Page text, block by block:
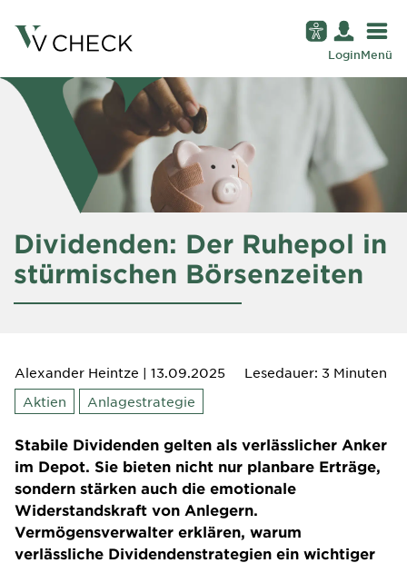
LoginMenü
Dividenden: Der Ruhepol in
stürmischen Börsenzeiten
Alexander Heintze | 13.09.2025
Lesedauer: 3 Minuten
Aktien
Anlagestrategie
Stabile Dividenden gelten als verlässlicher Anker
im Depot. Sie bieten nicht nur planbare Erträge,
sondern stärken auch die emotionale
Widerstandskraft von Anlegern.
Vermögensverwalter erklären, warum
verlässliche Dividendenstrategien ein wichtiger